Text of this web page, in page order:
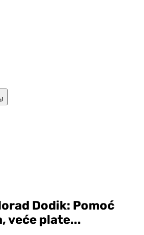
Dodik: Pomoć
veće plate...